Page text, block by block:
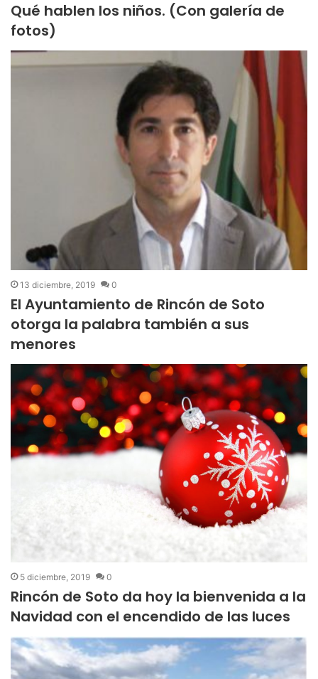
Qué hablen los niños. (Con galería de
fotos)
13 diciembre, 2019 0
El Ayuntamiento de Rincón de Soto
otorga la palabra también a sus
menores
5 diciembre, 2019 0
Rincón de Soto da hoy la bienvenida a la
Navidad con el encendido de las luces